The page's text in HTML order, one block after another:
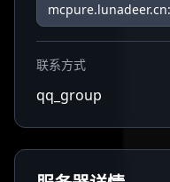
联系方式
qq_group